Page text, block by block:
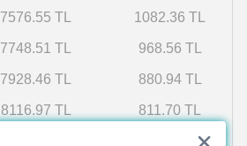
7576.55 TL 1082.36 TL
7748.51 TL 968.56 TL
7928.46 TL 880.94 TL
8116.97 TL 811.70 TL
755.88 TL